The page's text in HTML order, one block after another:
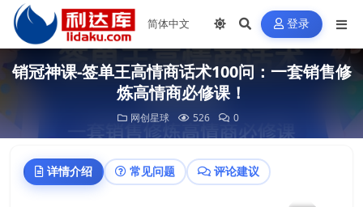
登录
销冠神课-签单王高情商话术100问：一套销售修
炼高情商必修课！
网创星球 526 0
详情介绍 常见问题 评论建议